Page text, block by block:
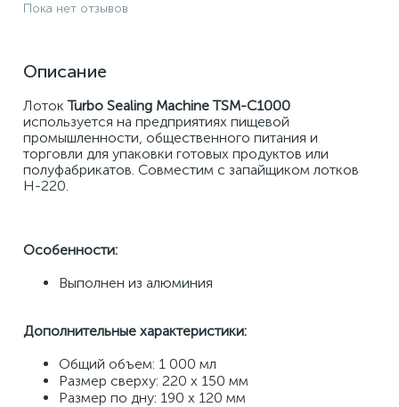
Пока нет отзывов
Описание
Лоток
используется на предприятиях пищевой
промышленности, общественного питания и
торговли для упаковки готовых продуктов или
полуфабрикатов. Совместим с запайщиком лотков
H-220.
Особенности:
Выполнен из алюминия
Дополнительные характеристики:
Общий объем: 1 000 мл
Размер сверху: 220 х 150 мм
Размер по дну: 190 х 120 мм